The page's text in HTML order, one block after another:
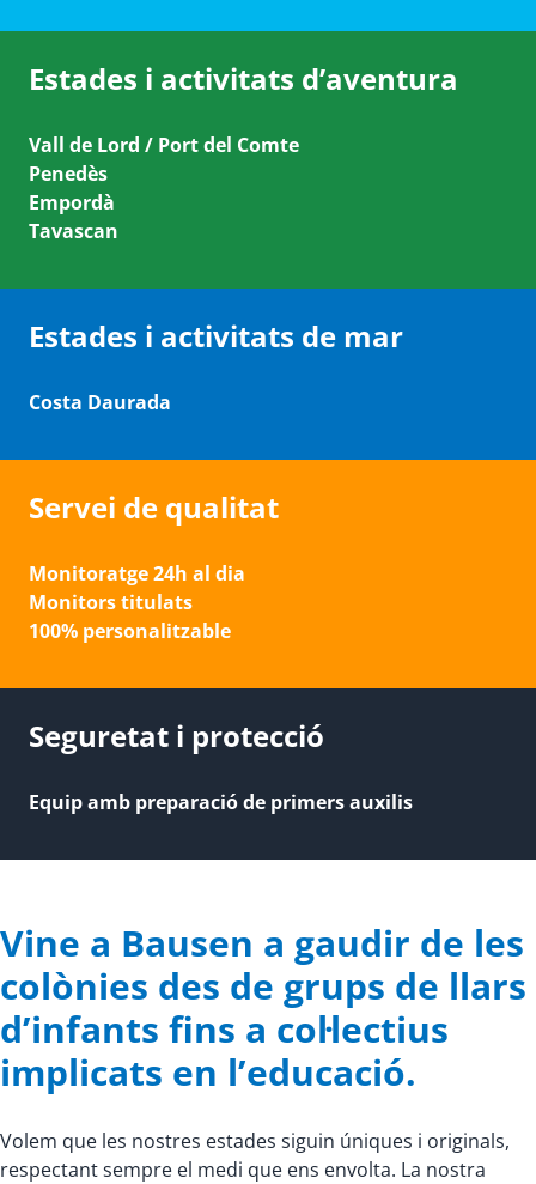
Estades i activitats d’aventura
Vall de Lord / Port del Comte
Penedès
Empordà
Tavascan
Estades i activitats de mar
Costa Daurada
Servei de qualitat
Monitoratge 24h al dia
Monitors titulats
100% personalitzable
Seguretat i protecció
Equip amb preparació de primers auxilis
Vine a Bausen a gaudir de les
colònies des de grups de llars
d’infants fins a col·lectius
implicats en l’educació.
Volem que les nostres estades siguin úniques i originals,
respectant sempre el medi que ens envolta. La nostra